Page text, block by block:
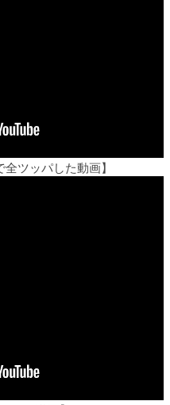
ツッパした動画】